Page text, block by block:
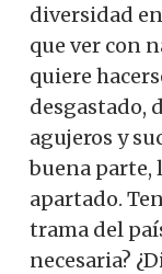
diversidad
que ver con
quiere
desgastado,
agujeros y
buena
apartado.
trama del
necesaria?